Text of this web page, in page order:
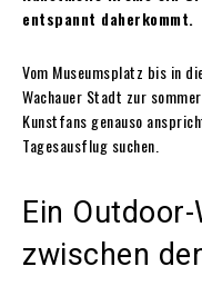
entspannt daherkommt.
Vom Museumsplatz bis in
Wachauer Stadt zur
Kunstfans genauso
Tagesausflug suchen.
Ein
zwischen